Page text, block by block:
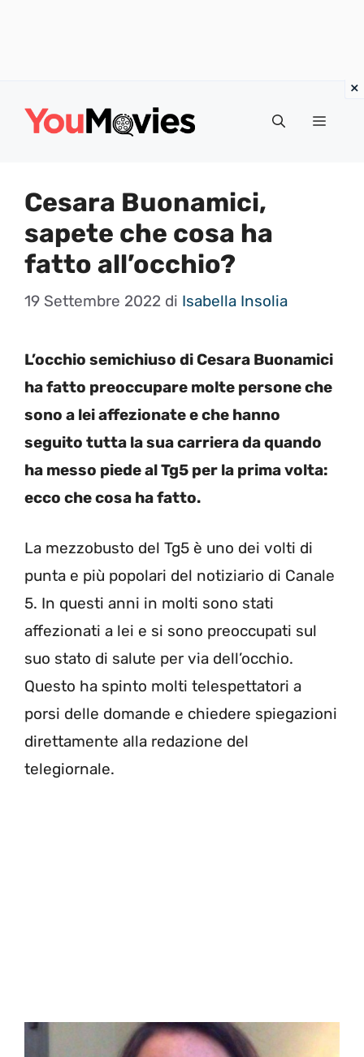
Menu
Cesara Buonamici,
sapete che cosa ha
fatto all’occhio?
19 Settembre 2022 di Isabella Insolia
L’occhio semichiuso di Cesara Buonamici
ha fatto preoccupare molte persone che
sono a lei affezionate e che hanno
seguito tutta la sua carriera da quando
ha messo piede al Tg5 per la prima volta:
ecco che cosa ha fatto.
La mezzobusto del Tg5 è uno dei volti di
punta e più popolari del notiziario di Canale
5. In questi anni in molti sono stati
affezionati a lei e si sono preoccupati sul
suo stato di salute per via dell’occhio.
Questo ha spinto molti telespettatori a
porsi delle domande e chiedere spiegazioni
direttamente alla redazione del
telegiornale.